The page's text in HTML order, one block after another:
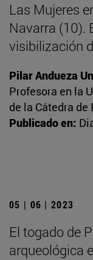
Las Mujeres
Navarra (10).
visibilización
Pilar Andueza
Profesora en la
de la Cátedra
Publicado en:
05 | 06 | 2023
El togado de
arqueológica